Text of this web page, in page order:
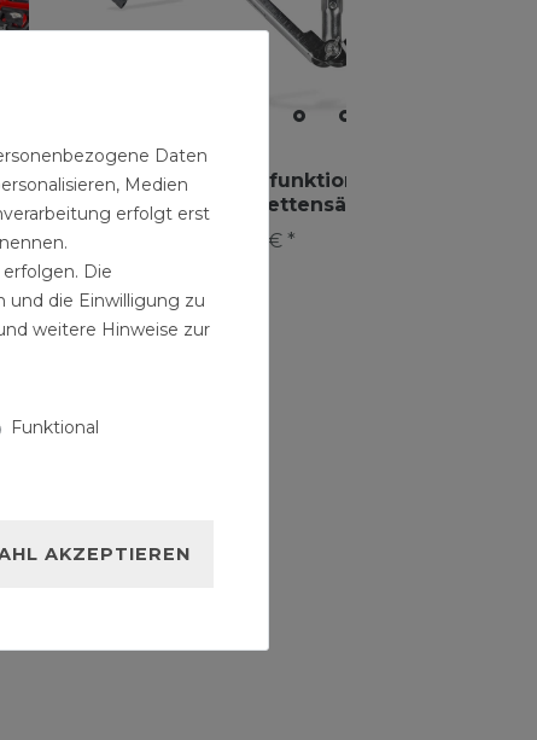
Satz
2 Meter | 16,00 €
/ Meter
Multifunktionswerkzeug
für Kettensäge
19,99 € *
Daten
Medien
erfolgt erst
Die
und die Einwilligung zu
weitere Hinweise zur
Funktional
AKZEPTIEREN